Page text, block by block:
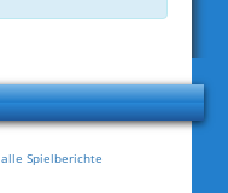
alle Spielberichte